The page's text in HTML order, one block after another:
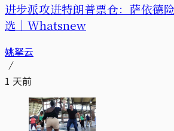
进步派攻进特朗普票仓：萨依德
选｜Whatsnew
姚拏云
1 天前